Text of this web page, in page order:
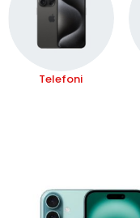
Telefoni